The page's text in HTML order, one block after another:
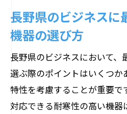
長野県のビジネスに
機器の選び方
長野県のビジネスにおいて、
選ぶ際のポイントはいくつか
特性を考慮することが重要で
対応できる耐寒性の高い機器